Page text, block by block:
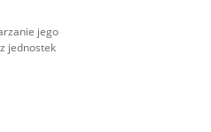
jego
jednostek